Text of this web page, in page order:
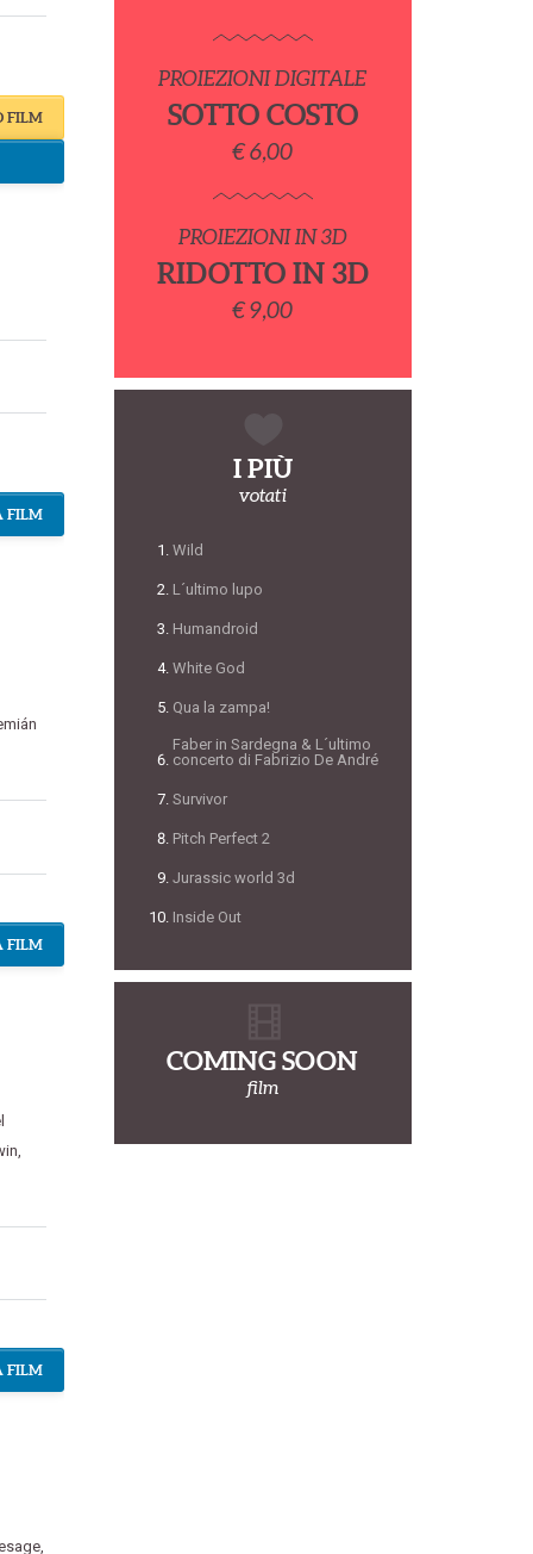
FILM
FILM
FILM
,
FILM
PROIEZIONI DIGITALE
SOTTO COSTO
€ 6,00
PROIEZIONI IN 3D
RIDOTTO IN 3D
€ 9,00
I PIÙ
votati
Wild
L´ultimo lupo
Humandroid
White God
Qua la zampa!
Faber in Sardegna & L´ultimo
concerto di Fabrizio De André
Survivor
Pitch Perfect 2
Jurassic world 3d
Inside Out
COMING SOON
film